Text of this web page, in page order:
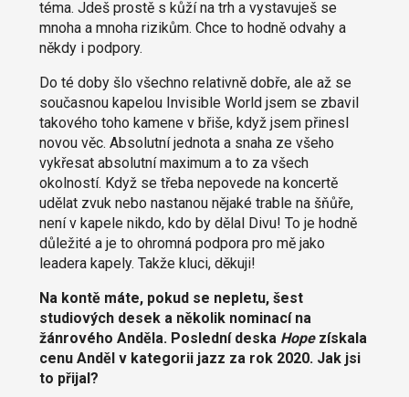
téma. Jdeš prostě s kůží na trh a vystavuješ se
mnoha a mnoha rizikům. Chce to hodně odvahy a
někdy i podpory.
Do té doby šlo všechno relativně dobře, ale až se
současnou kapelou Invisible World jsem se zbavil
takového toho kamene v břiše, když jsem přinesl
novou věc. Absolutní jednota a snaha ze všeho
vykřesat absolutní maximum a to za všech
okolností. Když se třeba nepovede na koncertě
udělat zvuk nebo nastanou nějaké trable na šňůře,
není v kapele nikdo, kdo by dělal Divu! To je hodně
důležité a je to ohromná podpora pro mě jako
leadera kapely. Takže kluci, děkuji!
Na kontě máte, pokud se nepletu, šest
studiových desek a několik nominací na
žánrového Anděla. Poslední deska Hopezískala
cenu Anděl v kategorii jazz za rok 2020. Jak jsi
to přijal?